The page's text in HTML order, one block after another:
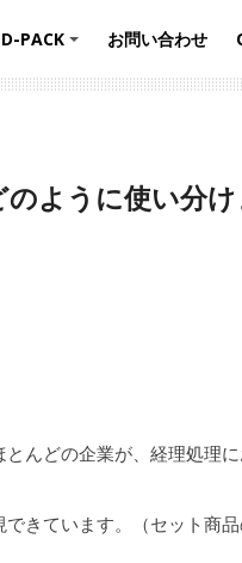
D-PACK お問い合わせ
ように使い分け
んどの企業が、経理処理
きています。（セット商